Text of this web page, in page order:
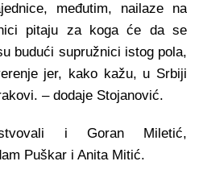
međutim, nailaze na
pitaju za koga će da se
budući supružnici istog pola,
jer, kako kažu, u Srbiji
– dodaje Stojanović.
i Goran Miletić,
Puškar i Anita Mitić.